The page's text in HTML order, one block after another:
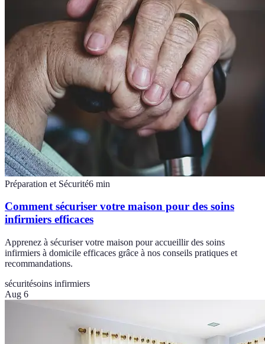
Préparation et Sécurité6 min
Comment sécuriser votre maison pour des soins
infirmiers efficaces
Apprenez à sécuriser votre maison pour accueillir des soins
infirmiers à domicile efficaces grâce à nos conseils pratiques et
recommandations.
sécuritésoins infirmiers
Aug 6